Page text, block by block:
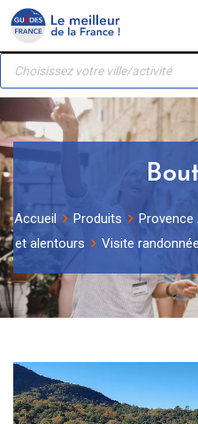
Panneau de gestion des cookies
Skip
content
Recherche
produits
Accueil Produits Provence
et alentours
Visite